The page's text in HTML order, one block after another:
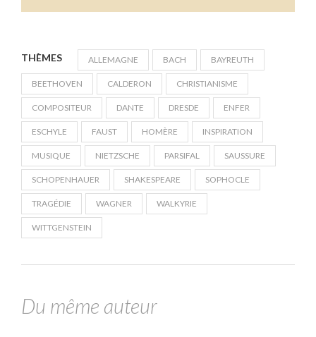
THÈMES ALLEMAGNE BACH BAYREUTH
BEETHOVEN CALDERON CHRISTIANISME
COMPOSITEUR DANTE DRESDE ENFER
ESCHYLE FAUST HOMÈRE INSPIRATION
MUSIQUE NIETZSCHE PARSIFAL SAUSSURE
SCHOPENHAUER SHAKESPEARE SOPHOCLE
TRAGÉDIE WAGNER WALKYRIE
WITTGENSTEIN
Du même auteur